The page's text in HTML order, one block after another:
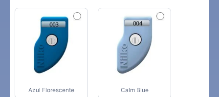
Azul Florescente Calm Blue